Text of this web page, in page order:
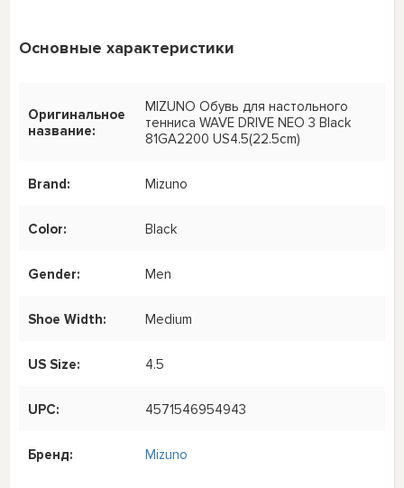
Основные характеристики
Оригинальное
название:
MIZUNO Обувь для настольного
тенниса WAVE DRIVE NEO 3 Black
81GA2200 US4.5(22.5cm)
Brand: Mizuno
Color: Black
Gender: Men
Shoe Width: Medium
US Size: 4.5
UPC: 4571546954943
Бренд: Mizuno